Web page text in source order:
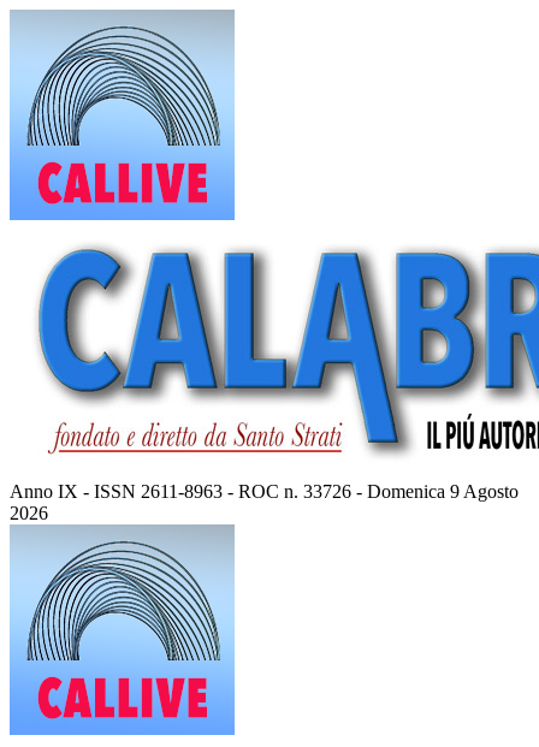
contenuto
Anno IX - ISSN 2611-8963 - ROC n. 33726 - Domenica 9 Agosto
2026